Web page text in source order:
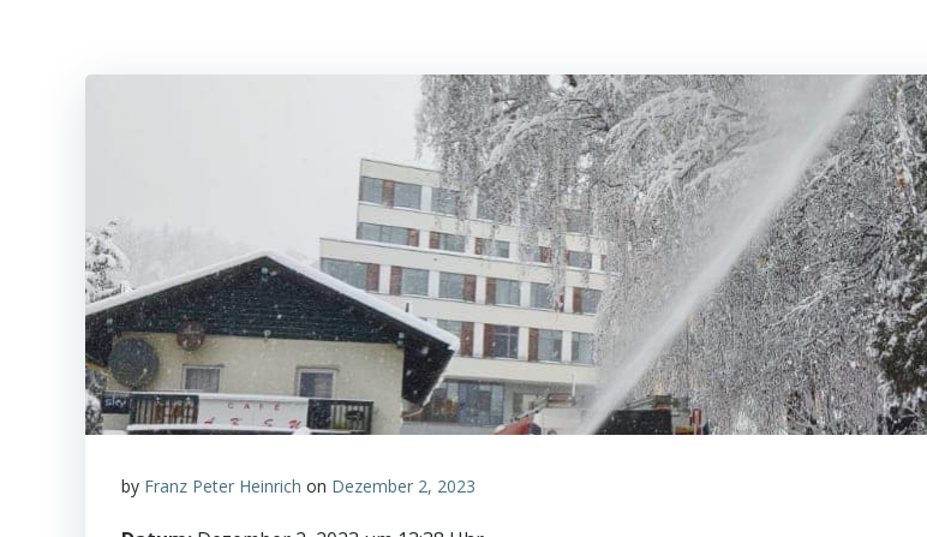
by Franz Peter Heinrich on Dezember 2, 2023